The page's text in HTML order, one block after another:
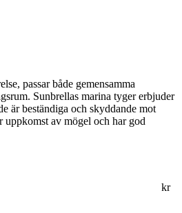
passar både gemensamma
Sunbrellas marina tyger erbjuder
är beständiga och skyddande mot
uppkomst av mögel och har god
kr